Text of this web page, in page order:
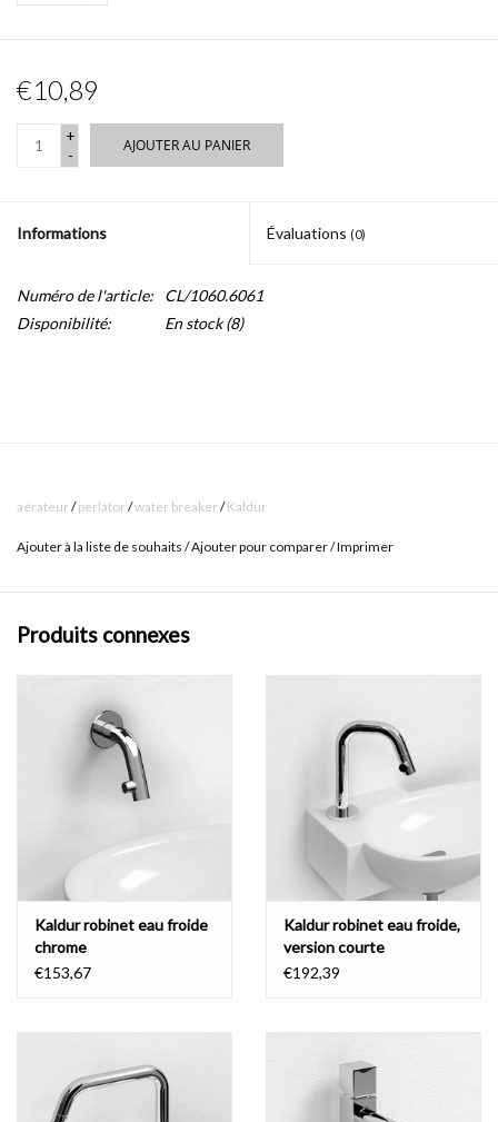
€10,89
+
-
AJOUTER AU PANIER
Informations Évaluations (0)
Numéro de l'article:
CL/1060.6061
Disponibilité:
En stock(8)
aérateur /perlator /water breaker /Kaldur
Ajouter à la liste de souhaits /Ajouter pour comparer/Imprimer
Produits connexes
Kaldur robinet eau froide
chrome
€153,67
Kaldur robinet eau froide,
version courte
€192,39